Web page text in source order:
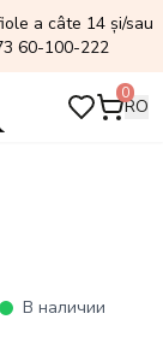
a câte 14 și/sau
60-100-222
0
RO
В наличии